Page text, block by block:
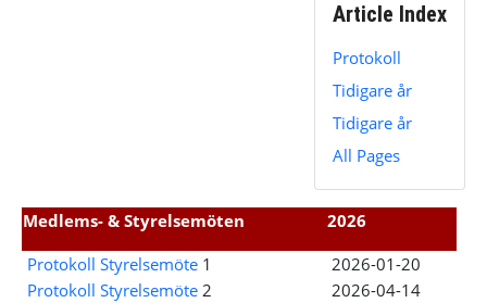
Article Index
Protokoll
Tidigare år
Tidigare år
All Pages
Medlems- & Styrelsemöten
2026
Protokoll Styrelsemöte 1
2026-01-20
Protokoll Styrelsemöte 2
2026-04-14